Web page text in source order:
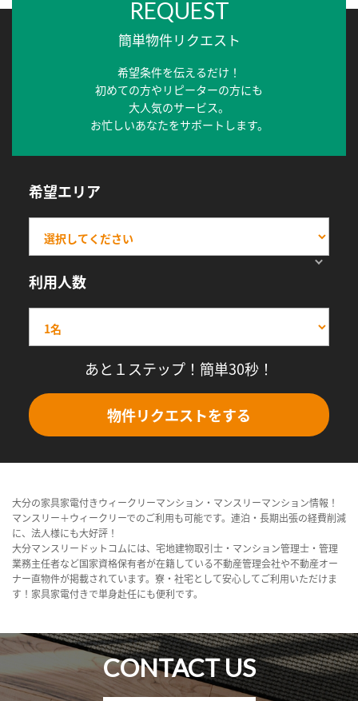
REQUEST
簡単物件リクエスト
希望条件を伝えるだけ！
初めての方やリピーターの方にも
大人気のサービス。
お忙しいあなたをサポートします。
希望エリア
利用人数
あと１ステップ！簡単30秒！
物件リクエストをする
大分の家具家電付きウィークリーマンション・マンスリーマンション情報！
マンスリー＋ウィークリーでのご利用も可能です。連泊・長期出張の経費削減
に、法人様にも大好評！
大分マンスリードットコムには、宅地建物取引士・マンション管理士・管理
業務主任者など国家資格保有者が在籍している不動産管理会社や不動産オー
ナー直物件が掲載されています。寮・社宅として安心してご利用いただけま
す！家具家電付きで単身赴任にも便利です。
CONTACT US